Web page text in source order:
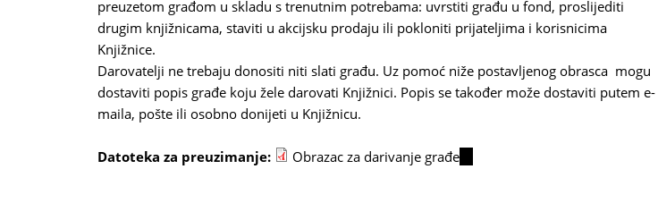
preuzetom građom u skladu s trenutnim potrebama: uvrstiti građu u fond, proslijediti
drugim knjižnicama, staviti u akcijsku prodaju ili pokloniti prijateljima i korisnicima
Knjižnice.
Darovatelji ne trebaju donositi niti slati građu. Uz pomoć niže postavljenog obrasca mogu
dostaviti popis građe koju žele darovati Knjižnici. Popis se također može dostaviti putem e-
maila, pošte ili osobno donijeti u Knjižnicu.
Datoteka za preuzimanje: Obrazac za darivanje građe